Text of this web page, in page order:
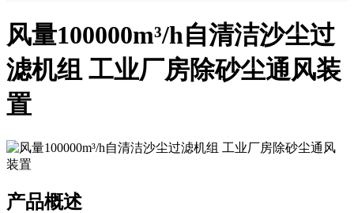
风量100000m³/h自清洁沙尘过
滤机组 工业厂房除砂尘通风装
置
产品概述